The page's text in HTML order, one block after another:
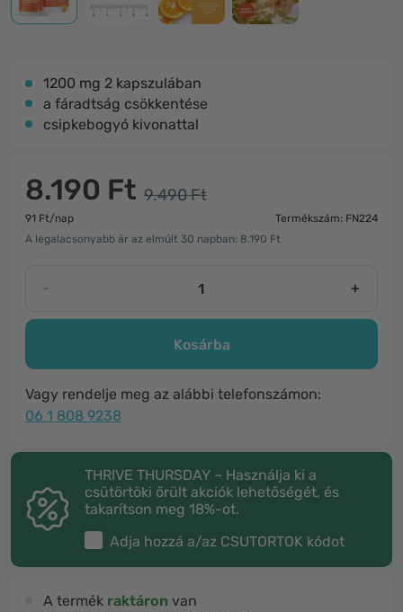
1200 mg 2 kapszulában
a fáradtság csökkentése
csipkebogyó kivonattal
8.190 Ft 9.490 Ft
91 Ft/nap
Termékszám: FN224
A legalacsonyabb ár az elmúlt 30 napban: 8.190 Ft
- +
Kosárba
Vagy rendelje meg az alábbi telefonszámon:
06 1 808 9238
THRIVE THURSDAY – Használja ki a
csütörtöki őrült akciók lehetőségét, és
takarítson meg 18%-ot.
Adja hozzá a/az CSUTORTOK kódot
A termék raktáron van